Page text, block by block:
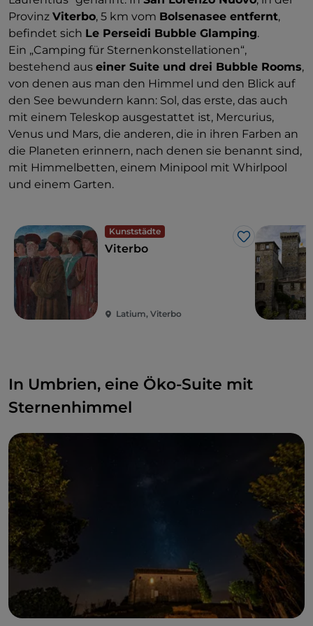
Provinz Viterbo, 5 km vom Bolsenasee entfernt,
befindet sich Le Perseidi Bubble Glamping.
Ein „Camping für Sternenkonstellationen“,
bestehend aus einer Suite und drei Bubble Rooms,
von denen aus man den Himmel und den Blick auf
den See bewundern kann: Sol, das erste, das auch
mit einem Teleskop ausgestattet ist, Mercurius,
Venus und Mars, die anderen, die in ihren Farben an
die Planeten erinnern, nach denen sie benannt sind,
mit Himmelbetten, einem Minipool mit Whirlpool
und einem Garten.
Kunststädte
Like
Viterbo
Latium, Viterbo
In Umbrien, eine Öko-Suite mit
Sternenhimmel